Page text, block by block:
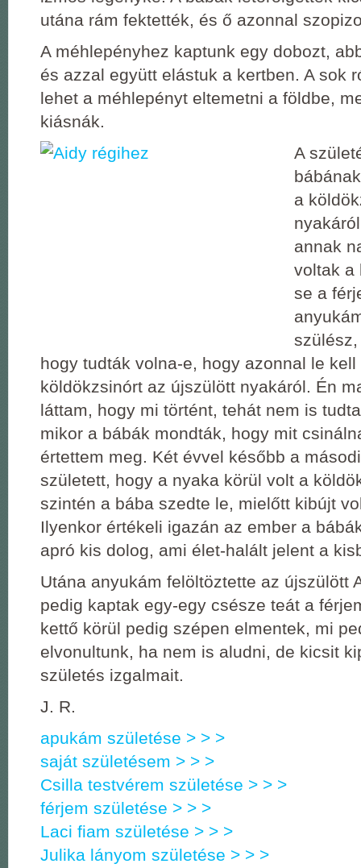
utána rám fektették, és ő azonnal
A méhlepényhez kaptunk egy dobozt,
és azzal együtt elástuk a kertben. A sok
lehet a méhlepényt eltemetni a földbe,
kiásnák.
A
a
annak
voltak a
se a
hogy tudták volna-e, hogy azonnal le kell
köldökzsinórt az újszülött nyakáról. Én
láttam, hogy mi történt, tehát nem is
mikor a bábák mondták, hogy mit
értettem meg. Két évvel később a
született, hogy a nyaka körül volt a
szintén a bába szedte le, mielőtt kibújt
Ilyenkor értékeli igazán az ember a
apró kis dolog, ami élet-halált jelent a
Utána anyukám felöltöztette az újszülött
pedig kaptak egy-egy csésze teát a
kettő körül pedig szépen elmentek, mi
elvonultunk, ha nem is aludni, de kicsit
születés izgalmait.
J. R.
apukám születése > > >
saját születésem > > >
Csilla testvérem születése > > >
férjem születése > > >
Laci fiam születése > > >
Julika lányom születése > > >